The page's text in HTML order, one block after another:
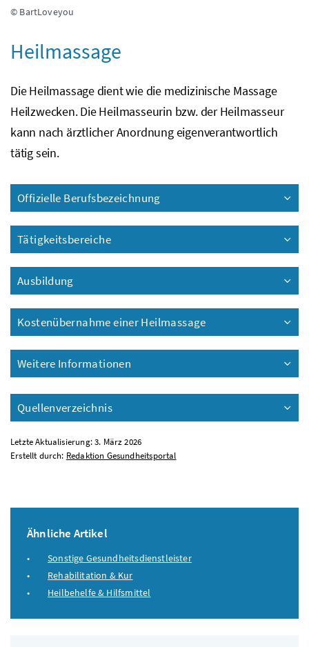
© BartLoveyou
Heilmassage
Die Heilmassage dient wie die medizinische Massage
Heilzwecken. Die Heilmasseurin bzw.der Heilmasseur
kann nach ärztlicher Anordnung eigenverantwortlich
tätig sein.
Offizielle Berufsbezeichnung
Tätigkeitsbereiche
Ausbildung
Kostenübernahme einer Heilmassage
Weitere Informationen
Quellenverzeichnis
Letzte Aktualisierung: 3. März 2026
Erstellt durch: Redaktion Gesundheitsportal
Ähnliche Artikel
Sonstige Gesundheitsdienstleister
Rehabilitation & Kur
Heilbehelfe & Hilfsmittel